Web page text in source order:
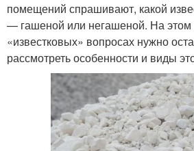
помещений спрашивают, какой
— гашеной или негашеной. На этом
«известковых» вопросах нужно
рассмотреть особенности и виды